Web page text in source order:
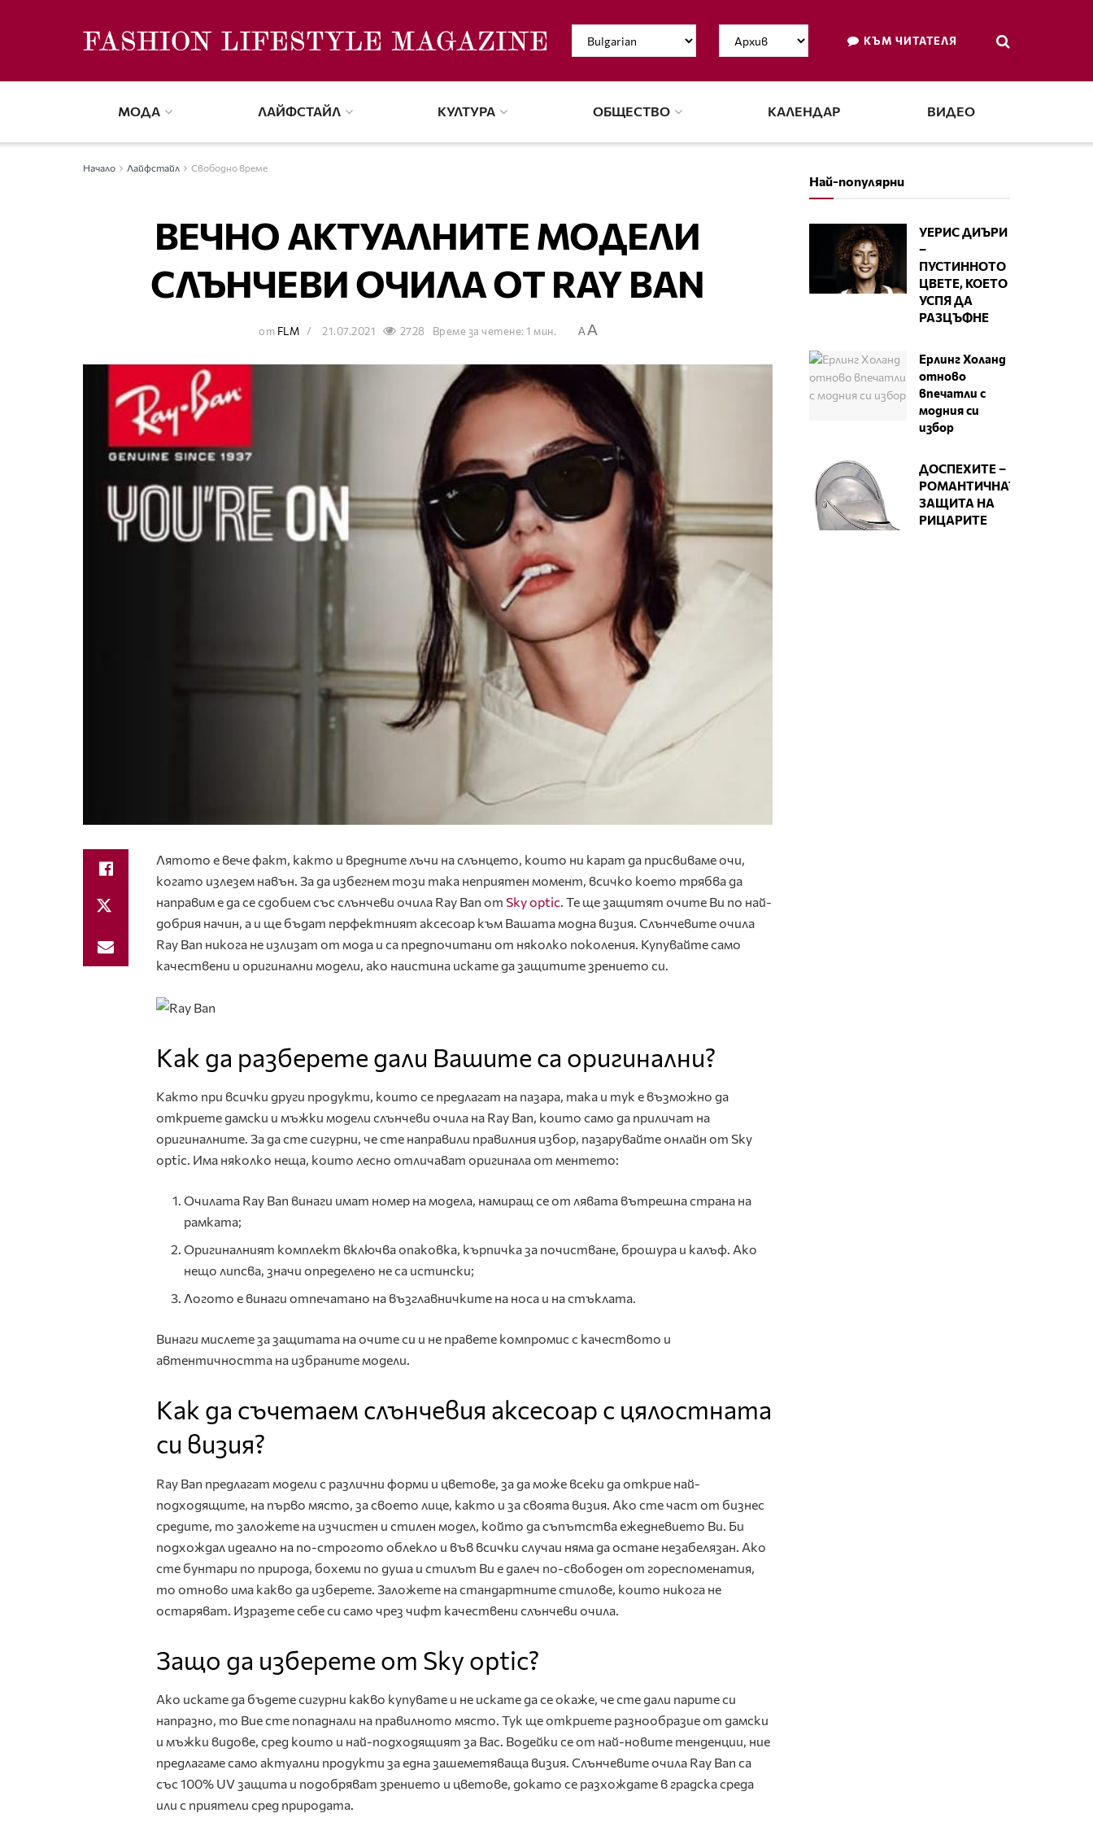
КЪМ ЧИТАТЕЛЯ
МОДА ЛАЙФСТАЙЛ КУЛТУРА ОБЩЕСТВО КАЛЕНДАР ВИДЕО
Начало Лайфстайл Свободно време
ВЕЧНО АКТУАЛНИТЕ МОДЕЛИ
СЛЪНЧЕВИ ОЧИЛА ОТ RAY BAN
от FLM 21.07.2021 2728 Време за четене: 1 мин. AA
Лятото е вече факт, както и вредните лъчи на слънцето, които ни карат да присвиваме очи,
когато излезем навън. За да избегнем този така неприятен момент, всичко което трябва да
направим е да се сдобием със слънчеви очила Ray Ban от Sky optic. Те ще защитят очите Ви по най-
добрия начин, а и ще бъдат перфектният аксесоар към Вашата модна визия. Слънчевите очила
Ray Ban никога не излизат от мода и са предпочитани от няколко поколения. Купувайте само
качествени и оригинални модели, ако наистина искате да защитите зрението си.
Как да разберете дали Вашите са оригинални?
Както при всички други продукти, които се предлагат на пазара, така и тук е възможно да
откриете дамски и мъжки модели слънчеви очила на Ray Ban, които само да приличат на
оригиналните. За да сте сигурни, че сте направили правилния избор, пазарувайте онлайн от Sky
optic. Има няколко неща, които лесно отличават оригинала от ментето:
Очилата Ray Ban винаги имат номер на модела, намиращ се от лявата вътрешна страна на
рамката;
Оригиналният комплект включва опаковка, кърпичка за почистване, брошура и калъф. Ако
нещо липсва, значи определено не са истински;
Логото е винаги отпечатано на възглавничките на носа и на стъклата.
Винаги мислете за защитата на очите си и не правете компромис с качеството и
автентичността на избраните модели.
Как да съчетаем слънчевия аксесоар с цялостната
си визия?
Ray Ban предлагат модели с различни форми и цветове, за да може всеки да открие най-
подходящите, на първо място, за своето лице, както и за своята визия. Ако сте част от бизнес
средите, то заложете на изчистен и стилен модел, който да съпътства ежедневието Ви. Би
подхождал идеално на по-строгото облекло и във всички случаи няма да остане незабелязан. Ако
сте бунтари по природа, бохеми по душа и стилът Ви е далеч по-свободен от гореспоменатия,
то отново има какво да изберете. Заложете на стандартните стилове, които никога не
остаряват. Изразете себе си само чрез чифт качествени слънчеви очила.
Защо да изберете от Sky optic?
Ако искате да бъдете сигурни какво купувате и не искате да се окаже, че сте дали парите си
напразно, то Вие сте попаднали на правилното място. Тук ще откриете разнообразие от дамски
и мъжки видове, сред които и най-подходящият за Вас. Водейки се от най-новите тенденции, ние
предлагаме само актуални продукти за една зашеметяваща визия. Слънчевите очила Ray Ban са
със 100% UV защита и подобряват зрението и цветове, докато се разхождате в градска среда
или с приятели сред природата.
Най-популярни
УЕРИС ДИЪРИ
–
ПУСТИННОТО
ЦВЕТЕ, КОЕТО
УСПЯ ДА
РАЗЦЪФНЕ
Ерлинг Холанд
отново
впечатли с
модния си
избор
ДОСПЕХИТЕ –
РОМАНТИЧНАТА
ЗАЩИТА НА
РИЦАРИТЕ